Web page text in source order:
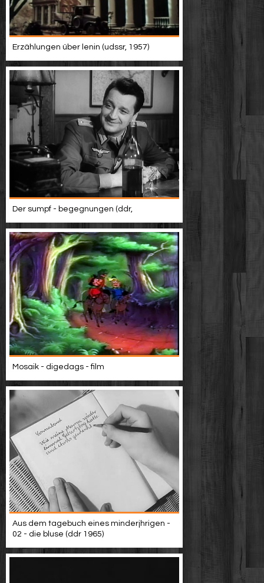
Erzählungen über lenin (udssr, 1957)
Der sumpf - begegnungen (ddr,
Mosaik - digedags - film
Aus dem tagebuch eines minderjhrigen -
02 - die bluse (ddr 1965)